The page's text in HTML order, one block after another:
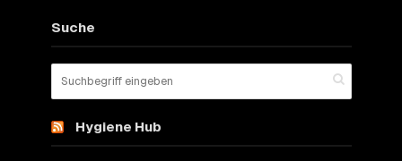
Suche
Hygiene Hub